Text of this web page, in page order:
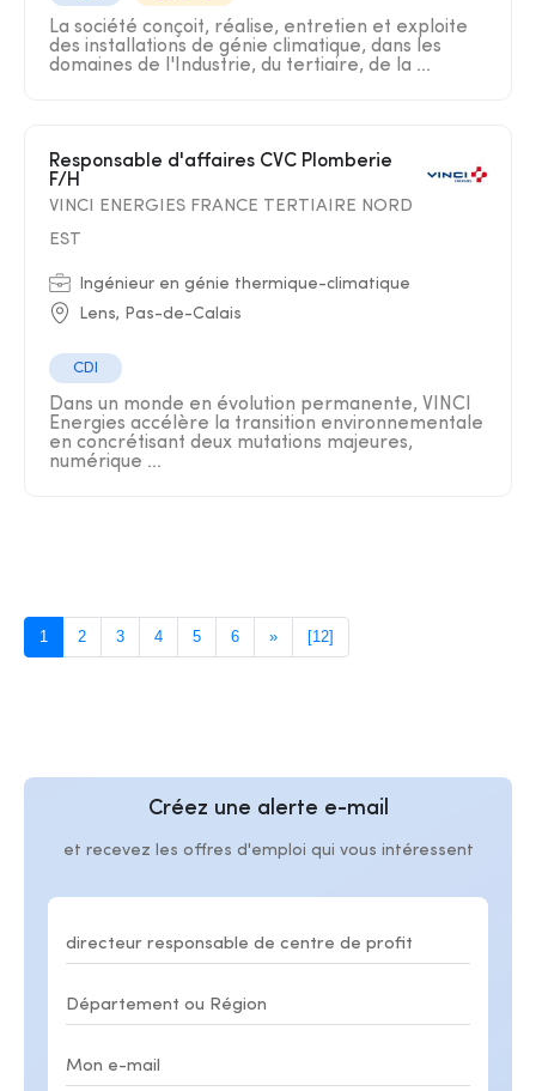
La société conçoit, réalise, entretien et exploite
des installations de génie climatique, dans les
domaines de l'Industrie, du tertiaire, de la ...
Responsable d'affaires CVC Plomberie
F/H
VINCI ENERGIES FRANCE TERTIAIRE NORD
EST
Ingénieur en génie thermique-climatique
Lens, Pas-de-Calais
CDI
Dans un monde en évolution permanente, VINCI
Energies accélère la transition environnementale
en concrétisant deux mutations majeures,
numérique ...
1 2 3 4 5 6 » [12]
Créez une alerte e-mail
et recevez les offres d'emploi qui vous intéressent